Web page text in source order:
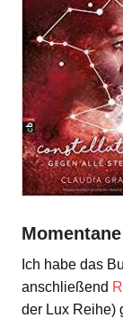
Ich habe das
anschließend
der Lux Reihe)